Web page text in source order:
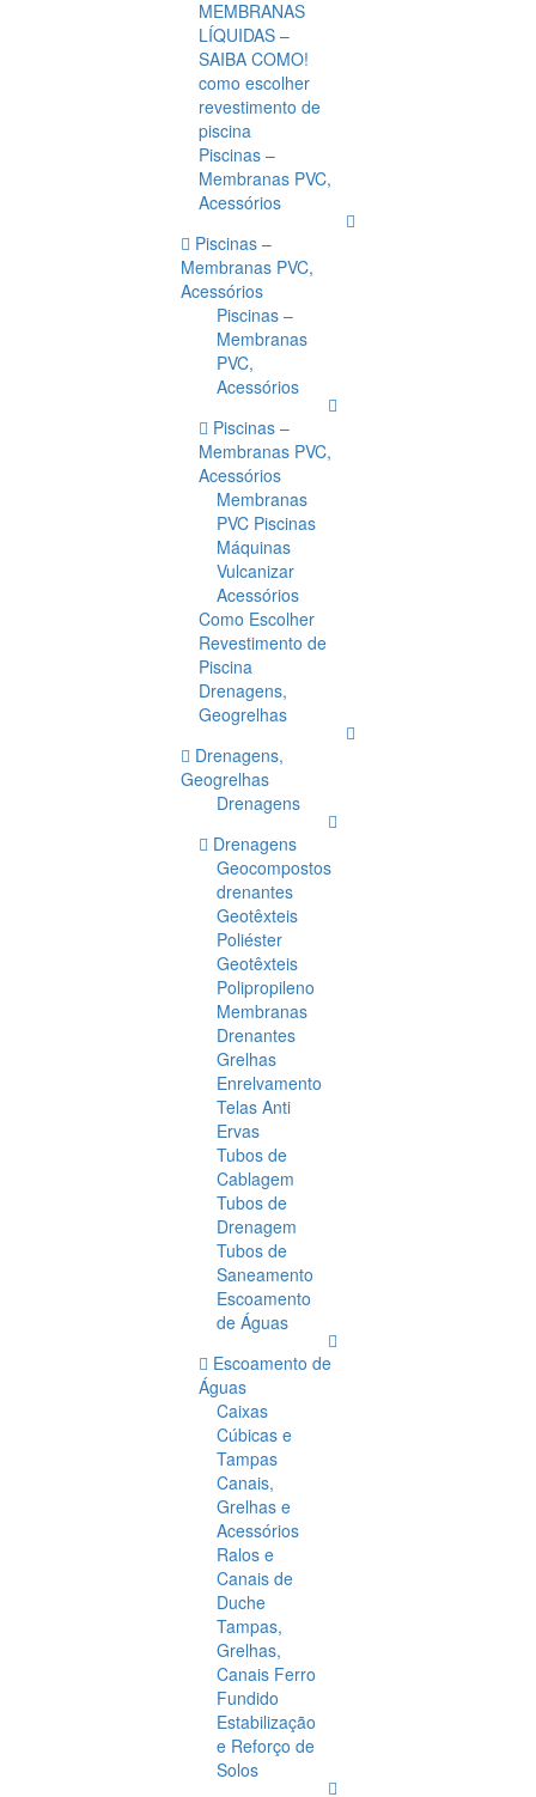
MEMBRANAS
LÍQUIDAS –
SAIBA COMO!
como escolher
revestimento de
piscina
Piscinas –
Membranas PVC,
Acessórios
Piscinas –
Membranas PVC,
Acessórios
Piscinas –
Membranas
PVC,
Acessórios
Piscinas –
Membranas PVC,
Acessórios
Membranas
PVC Piscinas
Máquinas
Vulcanizar
Acessórios
Como Escolher
Revestimento de
Piscina
Drenagens,
Geogrelhas
Drenagens,
Geogrelhas
Drenagens
Drenagens
Geocompostos
drenantes
Geotêxteis
Poliéster
Geotêxteis
Polipropileno
Membranas
Drenantes
Grelhas
Enrelvamento
Telas Anti
Ervas
Tubos de
Cablagem
Tubos de
Drenagem
Tubos de
Saneamento
Escoamento
de Águas
Escoamento de
Águas
Caixas
Cúbicas e
Tampas
Canais,
Grelhas e
Acessórios
Ralos e
Canais de
Duche
Tampas,
Grelhas,
Canais Ferro
Fundido
Estabilização
e Reforço de
Solos